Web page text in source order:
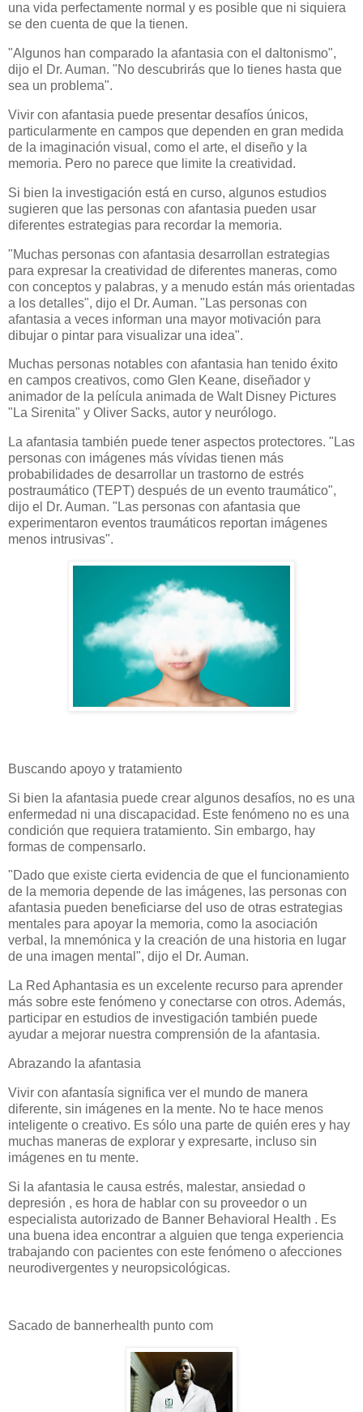
una vida perfectamente normal y es posible que ni siquiera
se den cuenta de que la tienen.
"Algunos han comparado la afantasia con el daltonismo",
dijo el Dr. Auman. "No descubrirás que lo tienes hasta que
sea un problema".
Vivir con afantasia puede presentar desafíos únicos,
particularmente en campos que dependen en gran medida
de la imaginación visual, como el arte, el diseño y la
memoria. Pero no parece que limite la creatividad.
Si bien la investigación está en curso, algunos estudios
sugieren que las personas con afantasia pueden usar
diferentes estrategias para recordar la memoria.
"Muchas personas con afantasia desarrollan estrategias
para expresar la creatividad de diferentes maneras, como
con conceptos y palabras, y a menudo están más orientadas
a los detalles", dijo el Dr. Auman. "Las personas con
afantasia a veces informan una mayor motivación para
dibujar o pintar para visualizar una idea".
Muchas personas notables con afantasia han tenido éxito
en campos creativos, como Glen Keane, diseñador y
animador de la película animada de Walt Disney Pictures
"La Sirenita" y Oliver Sacks, autor y neurólogo.
La afantasia también puede tener aspectos protectores. "Las
personas con imágenes más vívidas tienen más
probabilidades de desarrollar un trastorno de estrés
postraumático (TEPT) después de un evento traumático",
dijo el Dr. Auman. "Las personas con afantasia que
experimentaron eventos traumáticos reportan imágenes
menos intrusivas".
Buscando apoyo y tratamiento
Si bien la afantasia puede crear algunos desafíos, no es una
enfermedad ni una discapacidad. Este fenómeno no es una
condición que requiera tratamiento. Sin embargo, hay
formas de compensarlo.
"Dado que existe cierta evidencia de que el funcionamiento
de la memoria depende de las imágenes, las personas con
afantasia pueden beneficiarse del uso de otras estrategias
mentales para apoyar la memoria, como la asociación
verbal, la mnemónica y la creación de una historia en lugar
de una imagen mental", dijo el Dr. Auman.
La Red Aphantasia es un excelente recurso para aprender
más sobre este fenómeno y conectarse con otros. Además,
participar en estudios de investigación también puede
ayudar a mejorar nuestra comprensión de la afantasia.
Abrazando la afantasia
Vivir con afantasía significa ver el mundo de manera
diferente, sin imágenes en la mente. No te hace menos
inteligente o creativo. Es sólo una parte de quién eres y hay
muchas maneras de explorar y expresarte, incluso sin
imágenes en tu mente.
Si la afantasia le causa estrés, malestar, ansiedad o
depresión , es hora de hablar con su proveedor o un
especialista autorizado de Banner Behavioral Health . Es
una buena idea encontrar a alguien que tenga experiencia
trabajando con pacientes con este fenómeno o afecciones
neurodivergentes y neuropsicológicas.
Sacado de bannerhealth punto com